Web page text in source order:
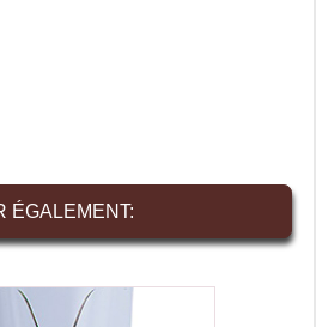
ÉGALEMENT: